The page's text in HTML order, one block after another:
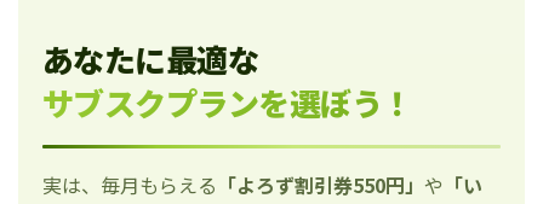
あなたに最適な
サブスクプランを選ぼう！
実は、毎月もらえる 「よろず割引券550円」 や 「い